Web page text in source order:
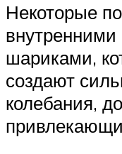
Некоторые
шариками,
создают
колебания,